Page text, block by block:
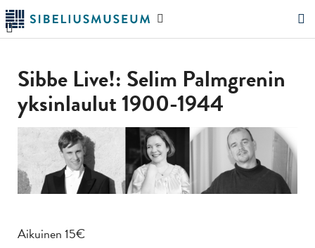
Siirry
pääsisältöön
Hae
Sibbe Live!: Selim Palmgrenin
yksinlaulut 1900-1944
Aikuinen 15€